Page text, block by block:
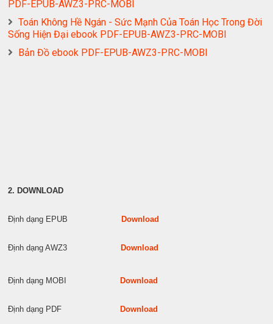
PDF-EPUB-AWZ3-PRC-MOBI
Toán Không Hề Ngán - Sức Mạnh Của Toán Học Trong Đời
Sống Hiện Đại ebook PDF-EPUB-AWZ3-PRC-MOBI
Bản Đồ ebook PDF-EPUB-AWZ3-PRC-MOBI
2. DOWNLOAD
Định dạng EPUB Download
Định dạng AWZ3 Download
Định dạng MOBI Download
Định dạng PDF Download